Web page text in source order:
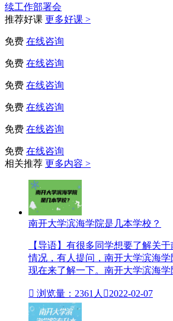
续工作部署会
推荐好课 更多好课 >
免费 在线咨询
免费 在线咨询
免费 在线咨询
免费 在线咨询
免费 在线咨询
免费 在线咨询
相关推荐 更多内容 >
南开大学滨海学院是几本学校？
【导语】有很多同学想要了解关
情况，有人提问，南开大学滨海
现在来了解一下。南开大学滨海学
 浏览量：2361人 2022-02-07